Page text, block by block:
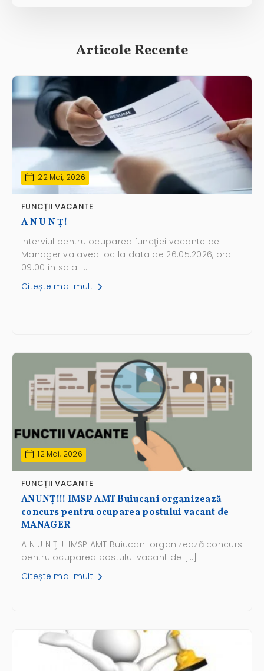
Articole Recente
22 Mai, 2026
FUNCȚII VACANTE
A N U N Ţ!
Interviul pentru ocuparea funcţiei vacante de
Manager va avea loc la data de 26.05.2026, ora
09.00 în sala […]
Citește mai mult
12 Mai, 2026
FUNCȚII VACANTE
ANUNŢ!!! IMSP AMT Buiucani organizează
concurs pentru ocuparea postului vacant de
MANAGER
A N U N Ţ !!! IMSP AMT Buiucani organizează concurs
pentru ocuparea postului vacant de […]
Citește mai mult